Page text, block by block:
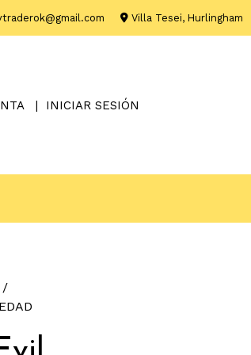
Villa Tesei, Hurlingham
INICIAR SESIÓN